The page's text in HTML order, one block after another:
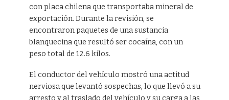
con placa chilena que transportaba mineral de
exportación. Durante la revisión, se
encontraron paquetes de una sustancia
blanquecina que resultó ser cocaína, con un
peso total de 12.6 kilos.
El conductor del vehículo mostró una actitud
nerviosa que levantó sospechas, lo que llevó a su
arresto y al traslado del vehículo y su carga a las